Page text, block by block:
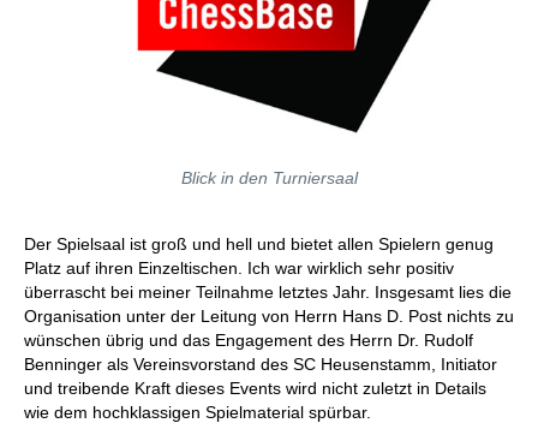
Blick in den Turniersaal
Der Spielsaal ist groß und hell und bietet allen Spielern genug
Platz auf ihren Einzeltischen. Ich war wirklich sehr positiv
überrascht bei meiner Teilnahme letztes Jahr. Insgesamt lies die
Organisation unter der Leitung von Herrn Hans D. Post nichts zu
wünschen übrig und das Engagement des Herrn Dr. Rudolf
Benninger als Vereinsvorstand des SC Heusenstamm, Initiator
und treibende Kraft dieses Events wird nicht zuletzt in Details
wie dem hochklassigen Spielmaterial spürbar.